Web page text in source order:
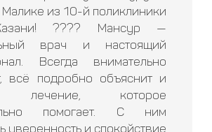
из 10-й поликлиники
???? Мансур —
врач и настоящий
Всегда внимательно
всё подробно объяснит и
лечение, которое
помогает. С ним
уверенность и спокойствие